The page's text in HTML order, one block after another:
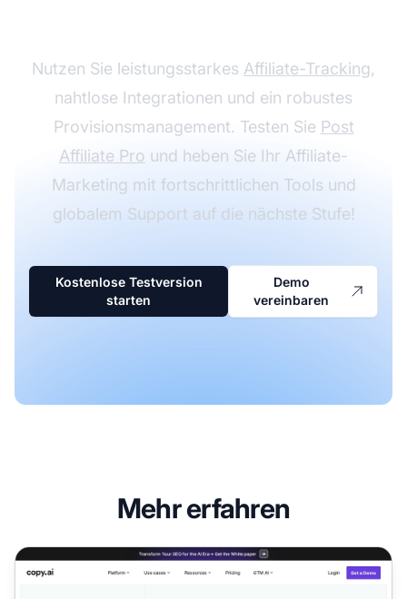
Nutzen Sie leistungsstarkes Affiliate-Tracking,
nahtlose Integrationen und ein robustes
Provisionsmanagement. Testen Sie Post
Affiliate Pro und heben Sie Ihr Affiliate-
Marketing mit fortschrittlichen Tools und
globalem Support auf die nächste Stufe!
Kostenlose Testversion
starten
Demo
vereinbaren
Mehr erfahren
Copy.ai Affiliate-Programm